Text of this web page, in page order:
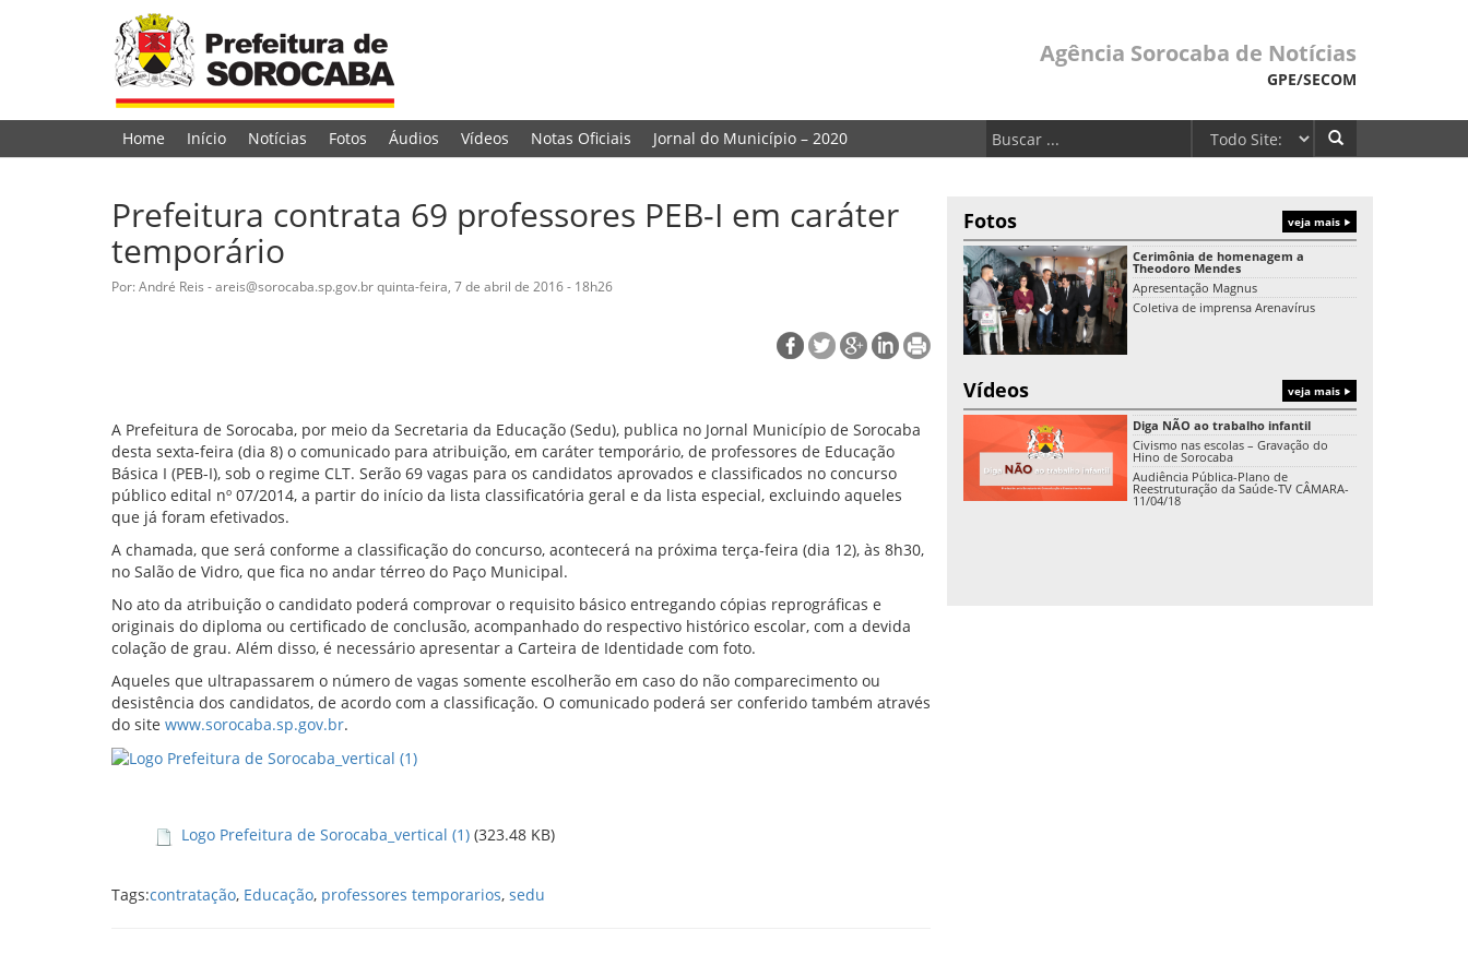
Agência Sorocaba de Notícias
GPE/SECOM
Home Início Notícias Fotos Áudios Vídeos Notas Oficiais Jornal do Município – 2020
Prefeitura contrata 69 professores PEB-I em caráter
temporário
Por: André Reis - areis@sorocaba.sp.gov.brquinta-feira, 7 de abril de 2016 - 18h26
A Prefeitura de Sorocaba, por meio da Secretaria da Educação (Sedu), publica no Jornal Município de Sorocaba
desta sexta-feira (dia 8) o comunicado para atribuição, em caráter temporário, de professores de Educação
Básica I (PEB-I), sob o regime CLT. Serão 69 vagas para os candidatos aprovados e classificados no concurso
público edital nº 07/2014, a partir do início da lista classificatória geral e da lista especial, excluindo aqueles
que já foram efetivados.
A chamada, que será conforme a classificação do concurso, acontecerá na próxima terça-feira (dia 12), às 8h30,
no Salão de Vidro, que fica no andar térreo do Paço Municipal.
No ato da atribuição o candidato poderá comprovar o requisito básico entregando cópias reprográficas e
originais do diploma ou certificado de conclusão, acompanhado do respectivo histórico escolar, com a devida
colação de grau. Além disso, é necessário apresentar a Carteira de Identidade com foto.
Aqueles que ultrapassarem o número de vagas somente escolherão em caso do não comparecimento ou
desistência dos candidatos, de acordo com a classificação. O comunicado poderá ser conferido também através
do site www.sorocaba.sp.gov.br.
Logo Prefeitura de Sorocaba_vertical (1) (323.48 KB)
Tags:contratação, Educação, professores temporarios, sedu
Fotos veja mais
Cerimônia de homenagem a
Theodoro Mendes
Apresentação Magnus
Coletiva de imprensa Arenavírus
Vídeos veja mais
Diga NÃO ao trabalho infantil
Civismo nas escolas – Gravação do
Hino de Sorocaba
Audiência Pública-Plano de
Reestruturação da Saúde-TV CÂMARA-
11/04/18